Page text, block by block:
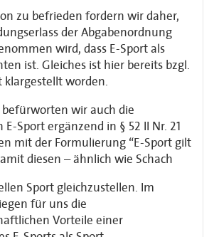
zu befrieden fordern wir daher,
der Abgabenordnung
wird, dass E-Sport als
ist. Gleiches ist hier bereits bzgl.
klargestellt worden.
wir auch die
Sport ergänzend in § 52 II Nr. 21
mit der Formulierung “E-Sport gilt
diesen – ähnlich wie Schach
Sport gleichzustellen. Im
für uns die
Vorteile einer